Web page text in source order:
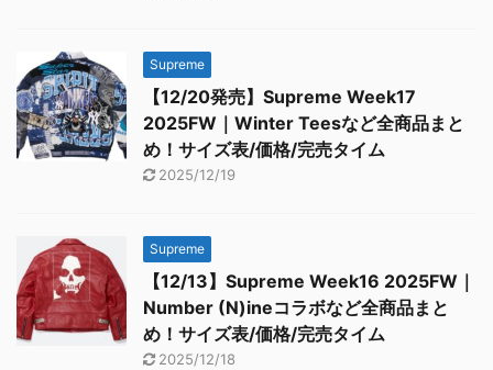
Supreme
【12/20発売】Supreme Week17
2025FW｜Winter Teesなど全商品まと
め！サイズ表/価格/完売タイム
2025/12/19
Supreme
【12/13】Supreme Week16 2025FW｜
Number (N)ineコラボなど全商品まと
め！サイズ表/価格/完売タイム
2025/12/18